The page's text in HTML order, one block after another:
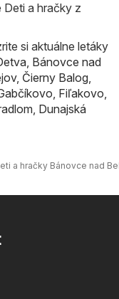
a hračky z
si aktuálne letáky
, Bánovce nad
, Čierny Balog,
, Fiľakovo,
, Dunajská
a hračky Bánovce nad